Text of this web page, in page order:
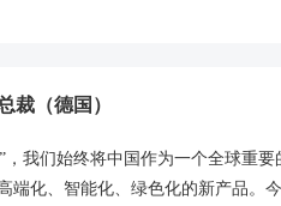
裁（德国）
，我们始终将中国作为一个全球重要
端化、智能化、绿色化的新产品。